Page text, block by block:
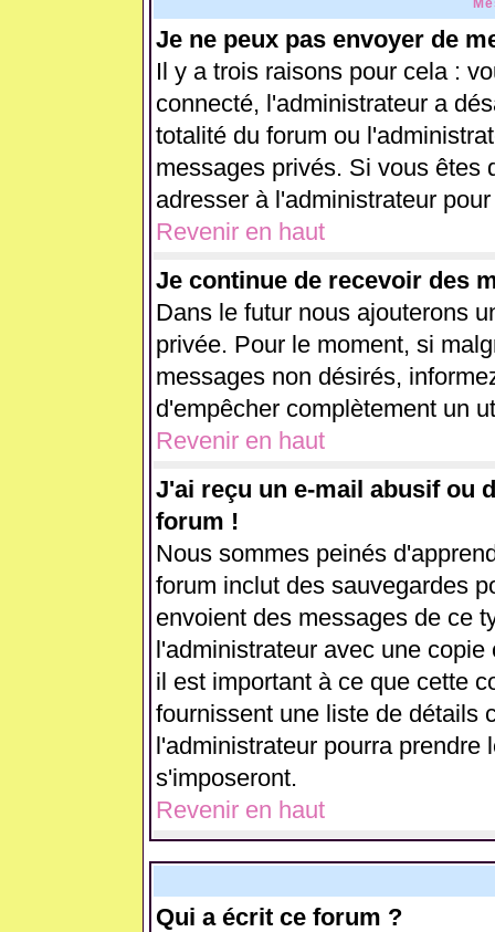
Je ne peux pas envoyer de
Il y a trois raisons pour cela :
connecté, l'administrateur a
totalité du forum ou
messages privés. Si vous êtes
adresser à l'administrateur
Revenir en haut
Je continue de recevoir des
Dans le futur nous ajouterons
privée. Pour le moment, si
messages non désirés,
d'empêcher complètement un
Revenir en haut
J'ai reçu un e-mail abusif ou
forum !
Nous sommes peinés
forum inclut des sauvegardes
envoient des messages de ce
l'administrateur avec une
il est important à ce que cette
fournissent une liste de détails
l'administrateur pourra prendre
s'imposeront.
Revenir en haut
Qui a écrit ce forum ?